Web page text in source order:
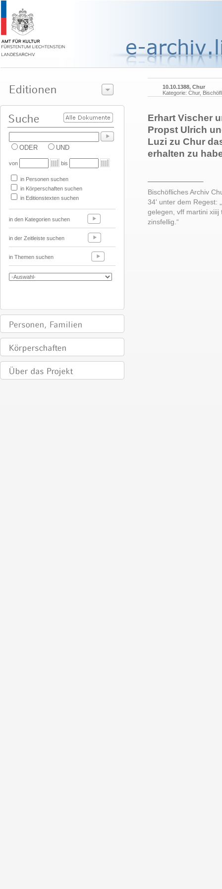
ODER UND
von bis
in Personen suchen
in Körperschaften suchen
in Editionstexten suchen
in den Kategorien suchen
in der Zeitleiste suchen
in Themen suchen
10.10.1388, Chur
Kategorie: Chur,
Erhart Vischer
Propst Ulrich
Luzi zu Chur
erhalten zu
Bischöfliches Archiv
34' unter dem Regest:
gelegen, vff martini
zinsfellig.“